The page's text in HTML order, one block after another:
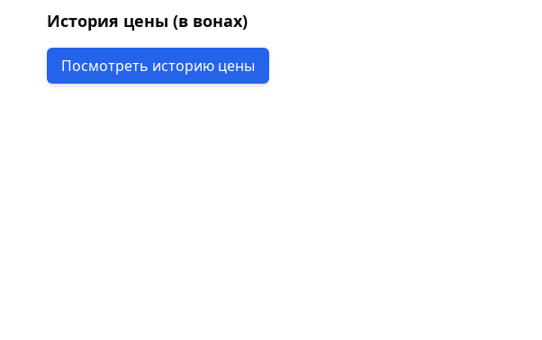
История цены (в вонах)
Посмотреть историю цены